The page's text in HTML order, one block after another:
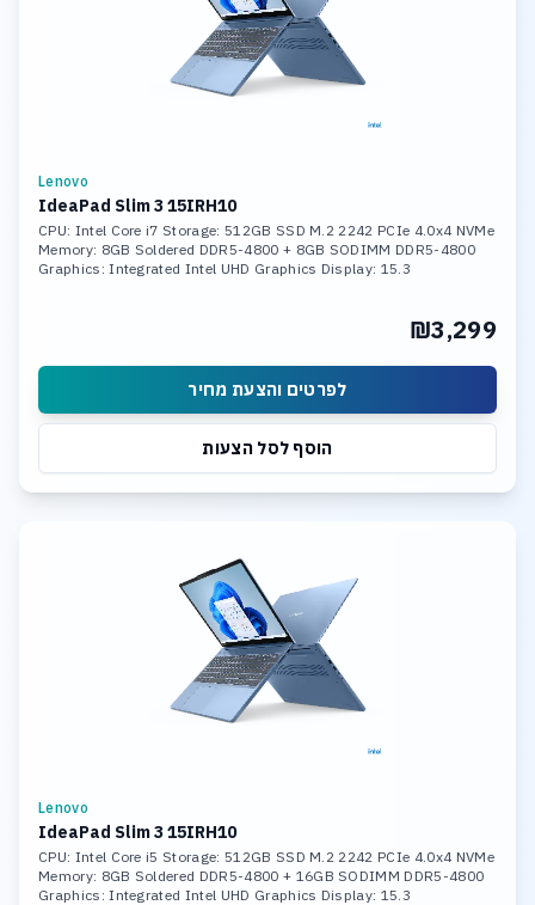
Lenovo
IdeaPad Slim 3 15IRH10
CPU: Intel Core i7 Storage: 512GB SSD M.2 2242 PCIe 4.0x4 NVMe
Memory: 8GB Soldered DDR5-4800 + 8GB SODIMM DDR5-4800
Graphics: Integrated Intel UHD Graphics Display: 15.3
₪3,299
לפרטים והצעת מחיר
הוסף לסל הצעות
Lenovo
IdeaPad Slim 3 15IRH10
CPU: Intel Core i5 Storage: 512GB SSD M.2 2242 PCIe 4.0x4 NVMe
Memory: 8GB Soldered DDR5-4800 + 16GB SODIMM DDR5-4800
Graphics: Integrated Intel UHD Graphics Display: 15.3